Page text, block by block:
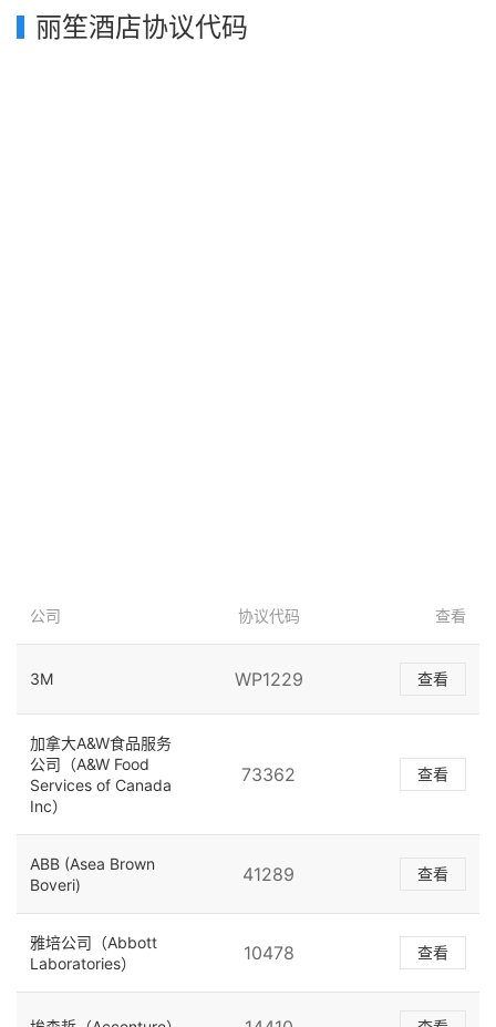
丽笙酒店协议代码
公司 协议代码 查看
3M WP1229 查看
加拿大A&W食品服务
公司（A&W Food
Services of Canada
Inc）
73362 查看
ABB (Asea Brown
Boveri)
41289 查看
雅培公司（Abbott
Laboratories）
10478 查看